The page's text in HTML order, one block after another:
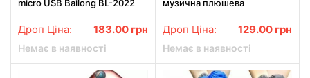
micro USB Bailong BL-2022
Дроп Ціна: 183.00 грн
Немає в наявності
музична плюшева
Дроп Ціна: 129.00 грн
Немає в наявності